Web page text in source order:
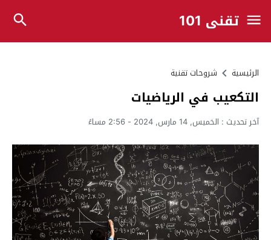
تقني 101
الرئيسية شروحات تقنية
التكعيب في الرياضيات
آخر تحديث : الخميس, 14 مارس, 2024 - 2:56 مساءً